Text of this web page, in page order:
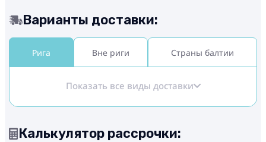
Варианты доставки:
Рига Вне риги Страны балтии
Показать все виды доставки
Калькулятор рассрочки: